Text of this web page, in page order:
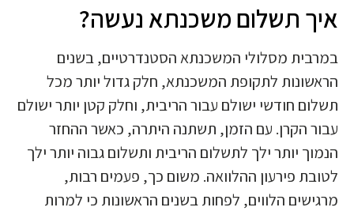
איך תשלום משכנתא נעשה?
במרבית מסלולי המשכנתא הסטנדרטיים, בשנים
הראשונות לתקופת המשכנתא, חלק גדול יותר מכל
תשלום חודשי ישולם עבור הריבית, וחלק קטן יותר ישולם
עבור הקרן. עם הזמן, תשתנה היתרה, כאשר ההחזר
הנמוך יותר ילך לתשלום הריבית ותשלום גבוה יותר ילך
לטובת פירעון ההלוואה. משום כך, פעמים רבות,
מרגישים הלווים, לפחות בשנים הראשונות כי למרות